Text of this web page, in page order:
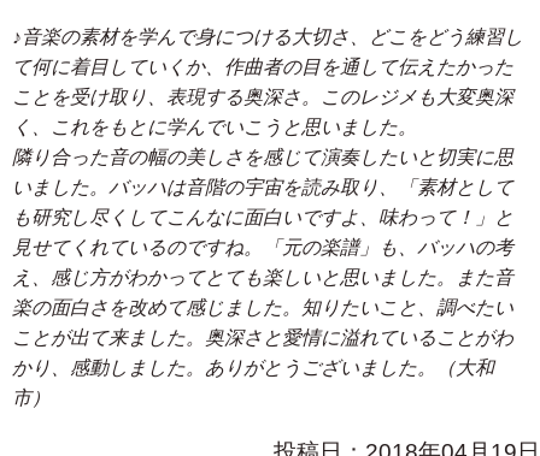
♪音楽の素材を学んで身につける大切さ、どこをどう練習し
て何に着目していくか、作曲者の目を通して伝えたかった
ことを受け取り、表現する奥深さ。このレジメも大変奥深
く、これをもとに学んでいこうと思いました。
隣り合った音の幅の美しさを感じて演奏したいと切実に思
いました。バッハは音階の宇宙を読み取り、「素材として
も研究し尽くしてこんなに面白いですよ、味わって！」と
見せてくれているのですね。「元の楽譜」も、バッハの考
え、感じ方がわかってとても楽しいと思いました。また音
楽の面白さを改めて感じました。知りたいこと、調べたい
ことが出て来ました。奥深さと愛情に溢れていることがわ
かり、感動しました。ありがとうございました。（大和
市）